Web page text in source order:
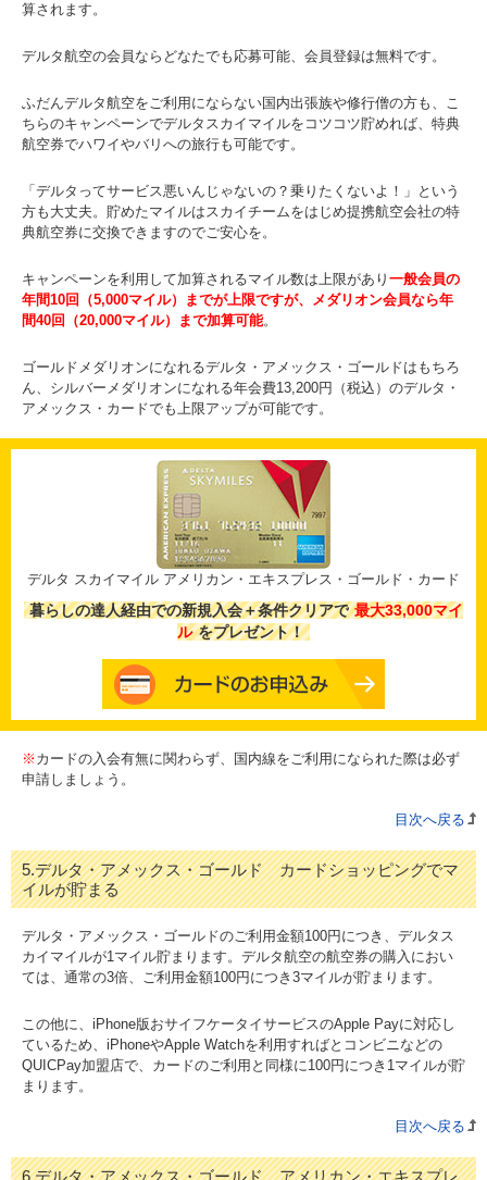
算されます。
デルタ航空の会員ならどなたでも応募可能、会員登録は無料です。
ふだんデルタ航空をご利用にならない国内出張族や修行僧の方も、こ
ちらのキャンペーンでデルタスカイマイルをコツコツ貯めれば、特典
航空券でハワイやバリへの旅行も可能です。
「デルタってサービス悪いんじゃないの？乗りたくないよ！」という
方も大丈夫。貯めたマイルはスカイチームをはじめ提携航空会社の特
典航空券に交換できますのでご安心を。
キャンペーンを利用して加算されるマイル数は上限があり 一般会員の
年間10回（5,000マイル）までが上限ですが、メダリオン会員なら年
間40回（20,000マイル）まで加算可能。
ゴールドメダリオンになれるデルタ・アメックス・ゴールドはもちろ
ん、シルバーメダリオンになれる年会費13,200円（税込）のデルタ・
アメックス・カードでも上限アップが可能です。
デルタ スカイマイル アメリカン・エキスプレス・ゴールド・カード
暮らしの達人経由での新規入会＋条件クリアで 最大33,000マイ
ル をプレゼント！
※ カードの入会有無に関わらず、国内線をご利用になられた際は必ず
申請しましょう。
目次へ戻る
5.デルタ・アメックス・ゴールド カードショッピングでマ
イルが貯まる
デルタ・アメックス・ゴールドのご利用金額100円につき、デルタス
カイマイルが1マイル貯まります。デルタ航空の航空券の購入におい
ては、通常の3倍、ご利用金額100円につき3マイルが貯まります。
この他に、iPhone版おサイフケータイサービスのApple Payに対応し
ているため、iPhoneやApple Watchを利用すればとコンビニなどの
QUICPay加盟店で、カードのご利用と同様に100円につき1マイルが貯
まります。
目次へ戻る
6.デルタ・アメックス・ゴールド アメリカン・エキスプレ